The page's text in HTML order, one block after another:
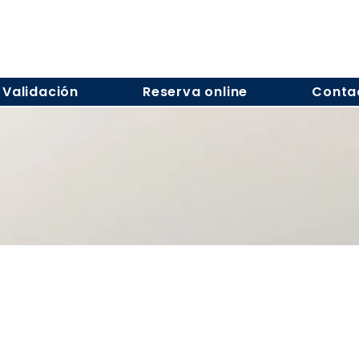
Validación Reserva online